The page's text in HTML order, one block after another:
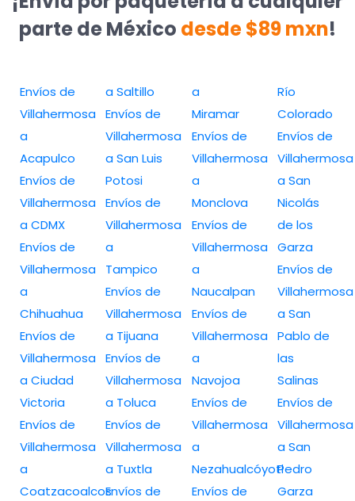
parte de México desde $89 mxn!
Envíos de
Villahermosa
a
Acapulco
Envíos de
Villahermosa
a CDMX
Envíos de
Villahermosa
a
Chihuahua
Envíos de
Villahermosa
a Ciudad
Victoria
Envíos de
Villahermosa
a
Coatzacoalcos
a Saltillo
Envíos de
Villahermosa
a San Luis
Potosi
Envíos de
Villahermosa
a
Tampico
Envíos de
Villahermosa
a Tijuana
Envíos de
Villahermosa
a Toluca
Envíos de
Villahermosa
a Tuxtla
Envíos de
a
Miramar
Envíos de
Villahermosa
a
Monclova
Envíos de
Villahermosa
a
Naucalpan
Envíos de
Villahermosa
a
Navojoa
Envíos de
Villahermosa
a
Nezahualcóyotl
Envíos de
Río
Colorado
Envíos de
Villahermosa
a San
Nicolás
de los
Garza
Envíos de
Villahermosa
a San
Pablo de
las
Salinas
Envíos de
Villahermosa
a San
Pedro
Garza